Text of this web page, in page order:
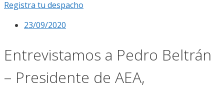
Registra tu despacho
23/09/2020
Entrevistamos a Pedro Beltrán
– Presidente de AEA,